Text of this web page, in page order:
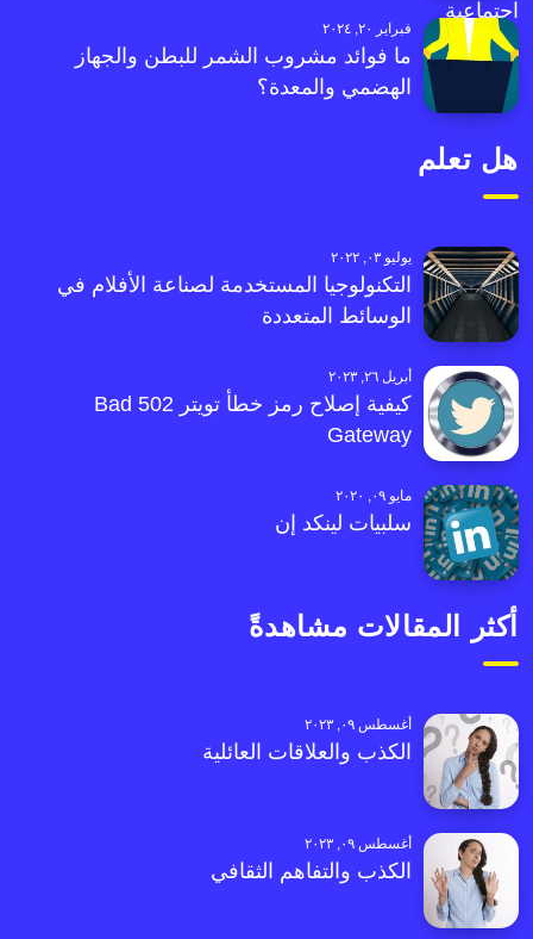
فبراير ٢٠, ٢٠٢٤
ما فوائد مشروب الشمر للبطن والجهاز
الهضمي والمعدة؟
هل تعلم
يوليو ٠٣, ٢٠٢٢
التكنولوجيا المستخدمة لصناعة الأفلام في
الوسائط المتعددة
أبريل ٢٦, ٢٠٢٣
كيفية إصلاح رمز خطأ تويتر 502 Bad
Gateway
مايو ٠٩, ٢٠٢٠
سلبيات لينكد إن
أكثر المقالات مشاهدةً
أغسطس ٠٩, ٢٠٢٣
الكذب والعلاقات العائلية
أغسطس ٠٩, ٢٠٢٣
الكذب والتفاهم الثقافي